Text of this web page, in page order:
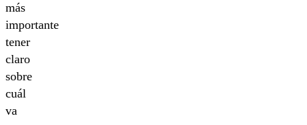
más
importante
tener
claro
sobre
cuál
va